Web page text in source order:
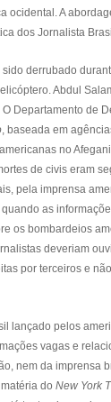
ocidental. A
dos Jornalista
derrubado
Abdul
Departamento de
, baseada em
no
de civis eram
pela imprensa
as
os bombardeios
deveriam
por terceiros e
lançado pelos
vagas e
nem da imprensa
do New York